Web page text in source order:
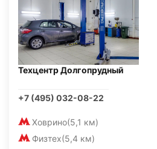
Техцентр Долгопрудный
+7 (495) 032-08-22
Ховрино(5,1 км)
Физтех(5,4 км)